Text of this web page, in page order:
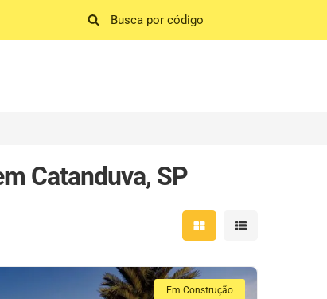
Catanduva, SP
Mostrar resultados em
Mostrar
Em Construção